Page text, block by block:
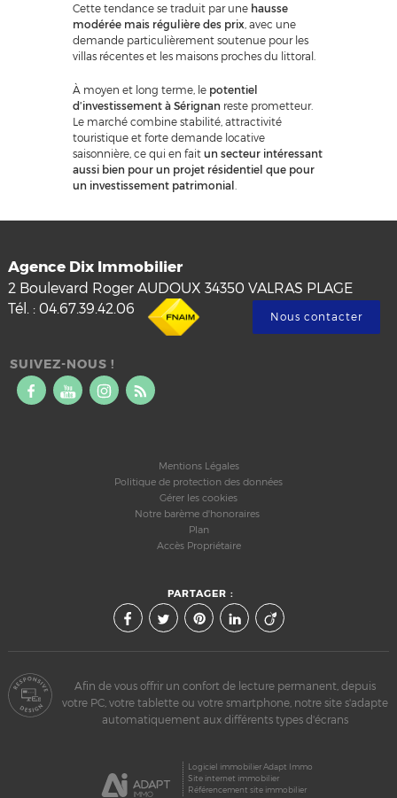
Cette tendance se traduit par une hausse
modérée mais régulière des prix , avec une
demande particulièrement soutenue pour les
villas récentes et les maisons proches du littoral.
À moyen et long terme, le potentiel
d’investissement à Sérignan reste prometteur.
Le marché combine stabilité, attractivité
touristique et forte demande locative
saisonnière, ce qui en faitun secteur intéressant
aussi bien pour un projet résidentiel que pour
un investissement patrimonial.
Agence Dix Immobilier
2 Boulevard Roger AUDOUX 34350 VALRAS PLAGE
Tél. : 04.67.39.42.06 Nous contacter
SUIVEZ-NOUS !
Mentions Légales
Politique de protection des données
Gérer les cookies
Notre barème d'honoraires
Plan
Accès Propriétaire
PARTAGER :
Afin de vous offrir un confort de lecture permanent, depuis
votre PC, votre tablette ou votre smartphone, notre site s'adapte
automatiquement aux différents types d'écrans
Logiciel immobilier Adapt Immo
Site internet immobilier
Référencement site immobilier